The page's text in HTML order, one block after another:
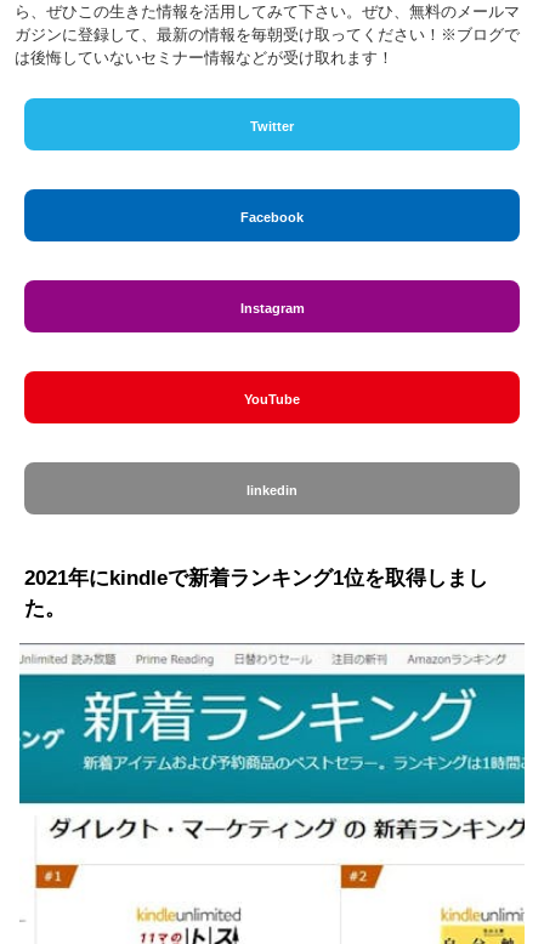
ら、ぜひこの生きた情報を活用してみて下さい。ぜひ、無料のメールマ
ガジンに登録して、最新の情報を毎朝受け取ってください！※ブログで
は後悔していないセミナー情報などが受け取れます！
Twitter
Facebook
Instagram
YouTube
linkedin
2021年にkindleで新着ランキング1位を取得しまし
た。